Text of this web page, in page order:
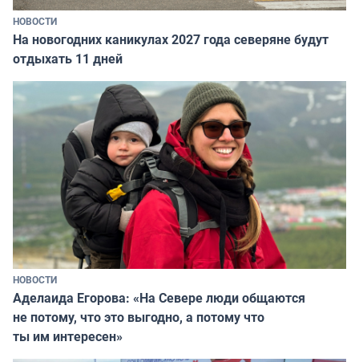
НОВОСТИ
На новогодних каникулах 2027 года северяне будут
отдыхать 11 дней
НОВОСТИ
Аделаида Егорова: «На Севере люди общаются
не потому, что это выгодно, а потому что
ты им интересен»